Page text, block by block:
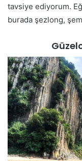
tavsiye ediyorum.
burada şezlong,